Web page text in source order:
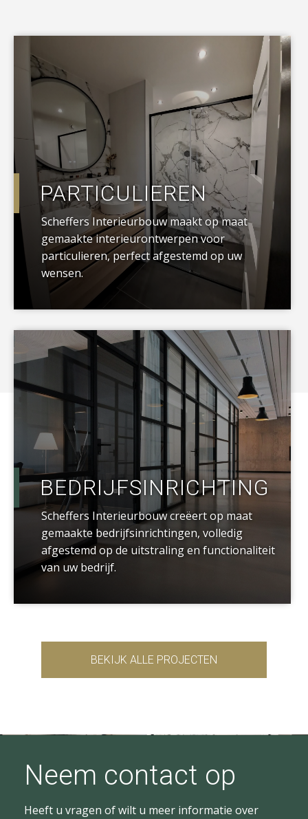
PARTICULIEREN
Scheffers Interieurbouw maakt op maat
gemaakte interieurontwerpen voor
particulieren, perfect afgestemd op uw
wensen.
BEDRIJFSINRICHTING
Scheffers Interieurbouw creëert op maat
gemaakte bedrijfsinrichtingen, volledig
afgestemd op de uitstraling en functionaliteit
van uw bedrijf.
a
BEKIJK ALLE PROJECTEN
Neem contact op
Heeft u vragen of wilt u meer informatie over